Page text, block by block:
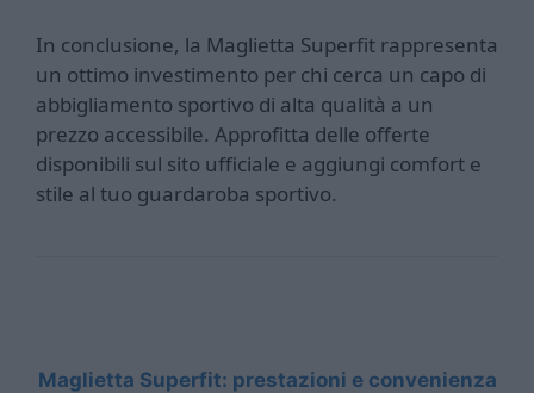
In conclusione, la Maglietta Superfit rappresenta
un ottimo investimento per chi cerca un capo di
abbigliamento sportivo di alta qualità a un
prezzo accessibile. Approfitta delle offerte
disponibili sul sito ufficiale e aggiungi comfort e
stile al tuo guardaroba sportivo.
Maglietta Superfit: prestazioni e convenienza